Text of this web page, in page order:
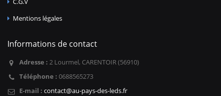
Mentions légales
Informations de contact
Adresse : 2 Lourmel, CARENTOIR (56910)
Téléphone : 0688565273
E-mail : contact@au-pays-des-leds.fr